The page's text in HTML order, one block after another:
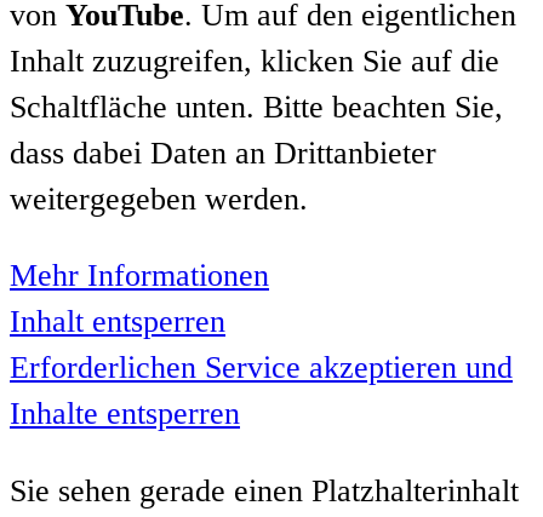
von YouTube. Um auf den eigentlichen
Inhalt zuzugreifen, klicken Sie auf die
Schaltfläche unten. Bitte beachten Sie,
dass dabei Daten an Drittanbieter
weitergegeben werden.
Mehr Informationen
Inhalt entsperren
Erforderlichen Service akzeptieren und
Inhalte entsperren
Sie sehen gerade einen Platzhalterinhalt